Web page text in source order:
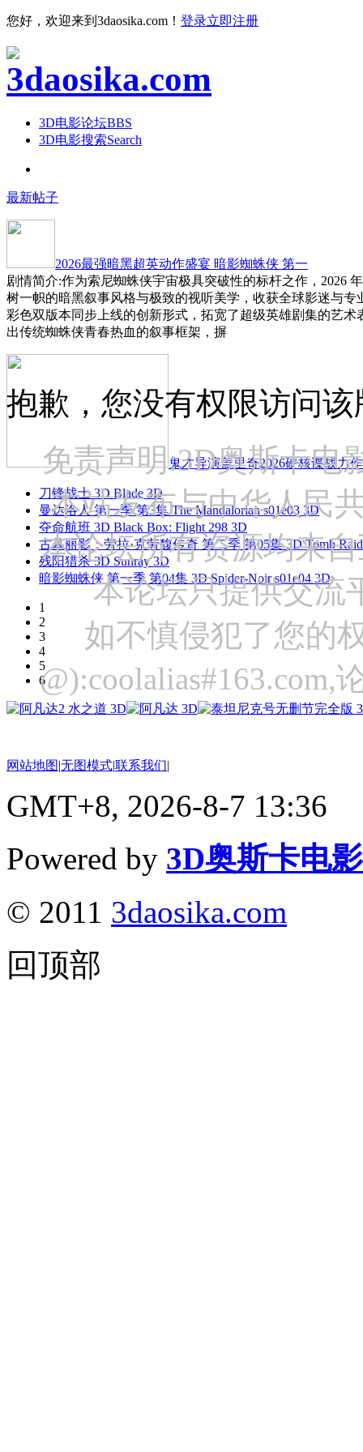
您好，欢迎来到3daosika.com！ 登录立即注册
3D电影论坛BBS
3D电影搜索Search
最新帖子
2026最强暗黑超英动作盛宴 暗影蜘蛛侠 第一
剧情简介:作为索尼蜘蛛侠宇宙极具突破性的标杆之作，2026
树一帜的暗黑叙事风格与极致的视听美学，收获全球影迷与
彩色双版本同步上线的创新形式，拓宽了超级英雄剧集的艺
出传统蜘蛛侠青春热血的叙事框架，摒
鬼才导演盖里奇2026硬核谍战力
刀锋战士 3D Blade 3D
曼达洛人 第一季 第3集 The Mandalorian s01e03 3D
夺命航班 3D Black Box: Flight 298 3D
古墓丽影：劳拉·克劳馥传奇 第二季 第05集 3D Tomb
残阳猎杀 3D Sunray 3D
暗影蜘蛛侠 第一季 第04集 3D Spider-Noir s01e04 3D
1
2
3
4
5
6
抱歉，您没有权限访问该
免责声明:3D奥斯卡电
本站发布与中华人民
本论坛所有资源均来
本论坛只提供交流
如不慎侵犯了您的
网站地图|无图模式|联系我们|
GMT+8, 2026-8-7 13:36
Powered by 3D奥斯卡电
© 2011 3daosika.com
回顶部